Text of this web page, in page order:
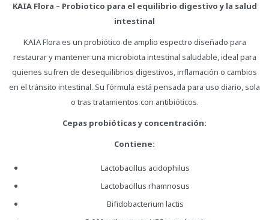
KAIA Flora – Probiotico para el equilibrio digestivo y la salud
intestinal
KAIA Flora es un probiótico de amplio espectro diseñado para
restaurar y mantener una microbiota intestinal saludable, ideal para
quienes sufren de desequilibrios digestivos, inflamación o cambios
en el tránsito intestinal. Su fórmula está pensada para uso diario, sola
o tras tratamientos con antibióticos.
Cepas probióticas y concentración:
Contiene:
Lactobacillus acidophilus
Lactobacillus rhamnosus
Bifidobacterium lactis